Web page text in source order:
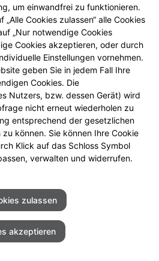
Kontakt
Impressum
Barrierefreiheit
Apotheke
um einwandfrei zu funktionieren.
Cookies zulassen“ alle Cookies
„Nur notwendige Cookies
Cookies akzeptieren, oder durch
Einstellungen vornehmen.
geben Sie in jedem Fall Ihre
Cookies. Die
Nutzers, bzw. dessen Gerät) wird
nicht erneut wiederholen zu
entsprechend der gesetzlichen
können. Sie können Ihre Cookie
Klick auf das Schloss Symbol
verwalten und widerrufen.
zulassen
akzeptieren